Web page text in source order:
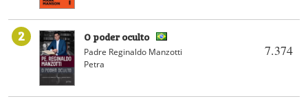
2
7.374
O poder oculto
Padre Reginaldo Manzotti
Petra